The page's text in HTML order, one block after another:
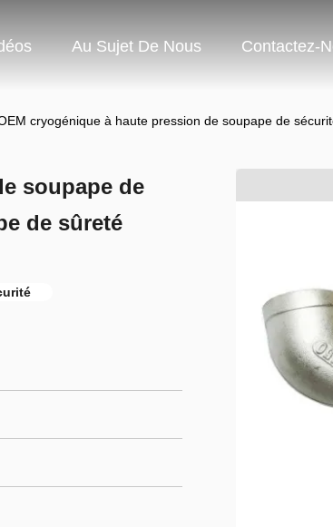
Au Sujet De Nous Contactez-
cryogénique à haute pression de soupape de
soupape de
de sûreté